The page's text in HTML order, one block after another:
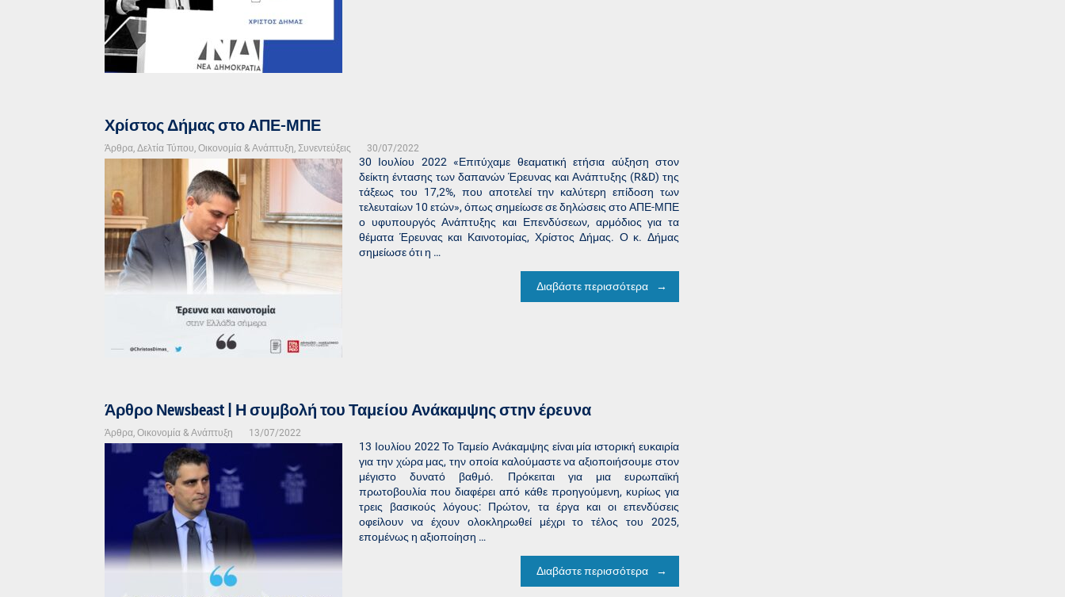
Χρίστος Δήμας στο ΑΠΕ-ΜΠΕ
Άρθρα, Δελτία Τύπου, Οικονομία & Ανάπτυξη, Συνεντεύξεις 30/07/2022
30 Ιουλίου 2022 «Επιτύχαμε θεαματική ετήσια αύξηση στον
δείκτη έντασης των δαπανών Έρευνας και Ανάπτυξης (R&D) της
τάξεως του 17,2%, που αποτελεί την καλύτερη επίδοση των
τελευταίων 10 ετών», όπως σημείωσε σε δηλώσεις στο ΑΠΕ-ΜΠΕ
ο υφυπουργός Ανάπτυξης και Επενδύσεων, αρμόδιος για τα
θέματα Έρευνας και Καινοτομίας, Χρίστος Δήμας. Ο κ. Δήμας
σημείωσε ότι η …
Διαβάστε περισσότερα
Άρθρο Νewsbeast | Η συμβολή του Ταμείου Ανάκαμψης στην έρευνα
Άρθρα, Οικονομία & Ανάπτυξη 13/07/2022
13 Ιουλίου 2022 Το Ταμείο Ανάκαμψης είναι μία ιστορική ευκαιρία
για την χώρα μας, την οποία καλούμαστε να αξιοποιήσουμε στον
μέγιστο δυνατό βαθμό. Πρόκειται για μια ευρωπαϊκή
πρωτοβουλία που διαφέρει από κάθε προηγούμενη, κυρίως για
τρεις βασικούς λόγους: Πρώτον, τα έργα και οι επενδύσεις
οφείλουν να έχουν ολοκληρωθεί μέχρι το τέλος του 2025,
επομένως η αξιοποίηση …
Διαβάστε περισσότερα